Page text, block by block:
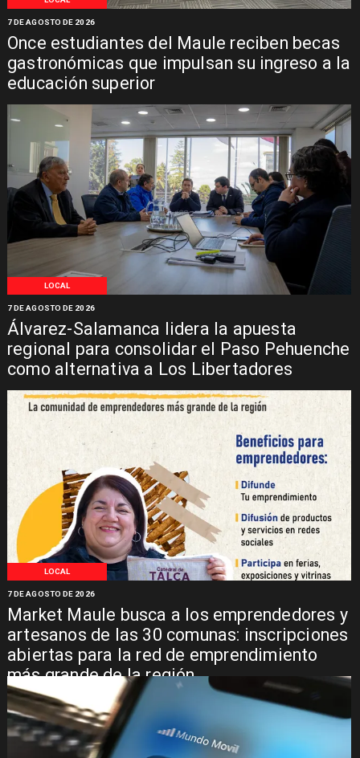
Once estudiantes del Maule reciben becas
gastronómicas que impulsan su ingreso a la
educación superior
7 DE AGOSTO DE 2026
LOCAL
Álvarez-Salamanca lidera la apuesta
regional para consolidar el Paso Pehuenche
como alternativa a Los Libertadores
7 DE AGOSTO DE 2026
LOCAL
Market Maule busca a los emprendedores y
artesanos de las 30 comunas: inscripciones
abiertas para la red de emprendimiento
más grande de la región
7 DE AGOSTO DE 2026